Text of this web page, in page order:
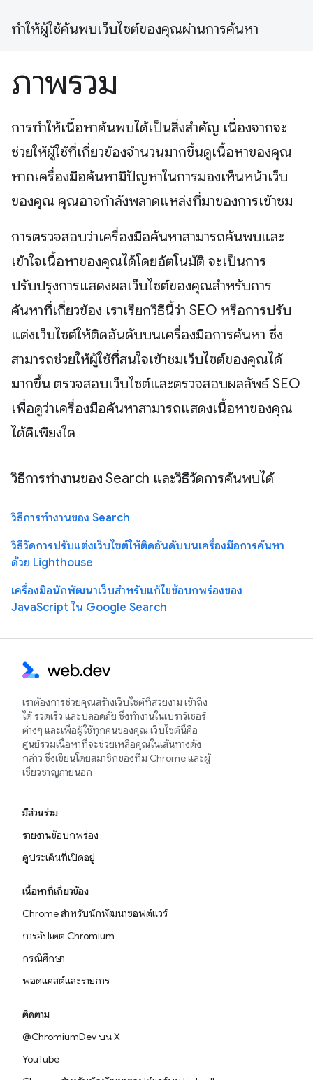
ทำให้ผู้ใช้ค้นพบเว็บไซต์ของคุณผ่านการค้นหา
ภาพรวม
การทำให้เนื้อหาค้นพบได้เป็นสิ่งสำคัญ เนื่องจากจะ
ช่วยให้ผู้ใช้ที่เกี่ยวข้องจำนวนมากขึ้นดูเนื้อหาของคุณ
หากเครื่องมือค้นหามีปัญหาในการมองเห็นหน้าเว็บ
ของคุณ คุณอาจกำลังพลาดแหล่งที่มาของการเข้าชม
การตรวจสอบว่าเครื่องมือค้นหาสามารถค้นพบและ
เข้าใจเนื้อหาของคุณได้โดยอัตโนมัติ จะเป็นการ
ปรับปรุงการแสดงผลเว็บไซต์ของคุณสำหรับการ
ค้นหาที่เกี่ยวข้อง เราเรียกวิธีนี้ว่า SEO หรือการปรับ
แต่งเว็บไซต์ให้ติดอันดับบนเครื่องมือการค้นหา ซึ่ง
สามารถช่วยให้ผู้ใช้ที่สนใจเข้าชมเว็บไซต์ของคุณได้
มากขึ้น ตรวจสอบเว็บไซต์และตรวจสอบผลลัพธ์ SEO
เพื่อดูว่าเครื่องมือค้นหาสามารถแสดงเนื้อหาของคุณ
ได้ดีเพียงใด
วิธีการทำงานของ Search และวิธีวัดการค้นพบได้
วิธีการทำงานของ Search
วิธีวัดการปรับแต่งเว็บไซต์ให้ติดอันดับบนเครื่องมือการค้นหา
ด้วย Lighthouse
เครื่องมือนักพัฒนาเว็บสำหรับแก้ไขข้อบกพร่องของ
JavaScript ใน Google Search
เราต้องการช่วยคุณสร้างเว็บไซต์ที่สวยงาม เข้าถึง
ได้ รวดเร็ว และปลอดภัย ซึ่งทำงานในเบราว์เซอร์
ต่างๆ และเพื่อผู้ใช้ทุกคนของคุณ เว็บไซต์นี้คือ
ศูนย์รวมเนื้อหาที่จะช่วยเหลือคุณในเส้นทางดัง
กล่าว ซึ่งเขียนโดยสมาชิกของทีม Chrome และผู้
เชี่ยวชาญภายนอก
มีส่วนร่วม
รายงานข้อบกพร่อง
ดูประเด็นที่เปิดอยู่
เนื้อหาที่เกี่ยวข้อง
Chrome สำหรับนักพัฒนาซอฟต์แวร์
การอัปเดต Chromium
กรณีศึกษา
พอดแคสต์และรายการ
ติดตาม
@ChromiumDev บน X
YouTube